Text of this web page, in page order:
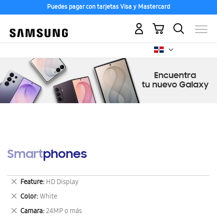
Puedes pagar con tarjetas Visa y Mastercard
Mi carrito
Smartphones
Feature HD Display
Eliminar
este
artículo
Color White
Eliminar
este
Camara 24MP o más
Eliminar